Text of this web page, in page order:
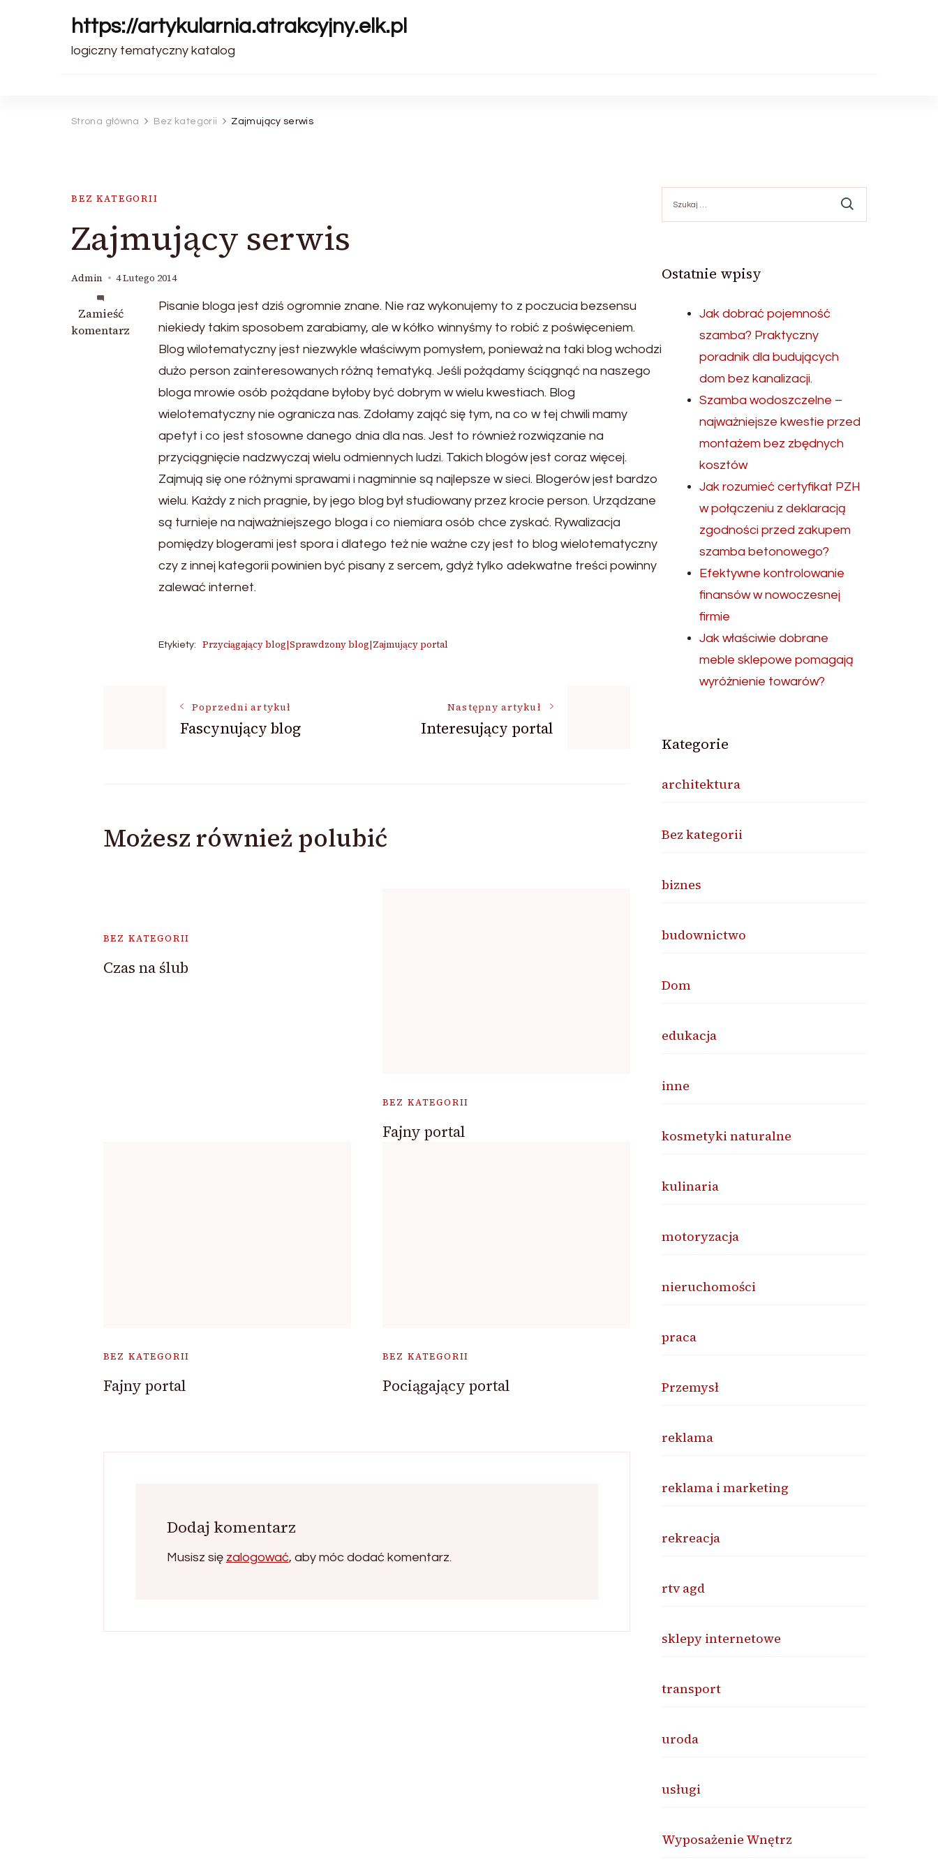
https://artykularnia.atrakcyjny.elk.pl
logiczny tematyczny katalog
Strona główna Bez kategorii Zajmujący serwis
BEZ KATEGORII
Zajmujący serwis
Admin 4 Lutego 2014
Zamieść
komentarz
we
wpisie
Pisanie bloga jest dziś ogromnie znane. Nie raz wykonujemy to z poczucia bezsensu
niekiedy takim sposobem zarabiamy, ale w kółko winnyśmy to robić z poświęceniem.
Blog wilotematyczny jest niezwykle właściwym pomysłem, ponieważ na taki blog wchodzi
dużo person zainteresowanych różną tematyką. Jeśli pożądamy ściągnąć na naszego
bloga mrowie osób pożądane byłoby być dobrym w wielu kwestiach. Blog
wielotematyczny nie ogranicza nas. Zdołamy zająć się tym, na co w tej chwili mamy
apetyt i co jest stosowne danego dnia dla nas. Jest to również rozwiązanie na
przyciągnięcie nadzwyczaj wielu odmiennych ludzi. Takich blogów jest coraz więcej.
Zajmują się one różnymi sprawami i nagminnie są najlepsze w sieci. Blogerów jest bardzo
wielu. Każdy z nich pragnie, by jego blog był studiowany przez krocie person. Urządzane
są turnieje na najważniejszego bloga i co niemiara osób chce zyskać. Rywalizacja
pomiędzy blogerami jest spora i dlatego też nie ważne czy jest to blog wielotematyczny
czy z innej kategorii powinien być pisany z sercem, gdyż tylko adekwatne treści powinny
zalewać internet.
Etykiety: Przyciągający blog|Sprawdzony blog|Zajmujący portal
NawigacjaPoprzedni artykuł
Fascynujący blog
Następny artykuł
Interesujący portal
Możesz również polubić
BEZ KATEGORII
Czas na ślub
BEZ KATEGORII
Fajny portal
BEZ KATEGORII
Fajny portal
BEZ KATEGORII
Pociągający portal
Dodaj komentarz
Musisz się zalogować, aby móc dodać komentarz.
Ostatnie wpisy
Jak dobrać pojemność
szamba? Praktyczny
poradnik dla budujących
dom bez kanalizacji.
Szamba wodoszczelne –
najważniejsze kwestie przed
montażem bez zbędnych
kosztów
Jak rozumieć certyfikat PZH
w połączeniu z deklaracją
zgodności przed zakupem
szamba betonowego?
Efektywne kontrolowanie
finansów w nowoczesnej
firmie
Jak właściwie dobrane
meble sklepowe pomagają
wyróżnienie towarów?
Kategorie
architektura
Bez kategorii
biznes
budownictwo
Dom
edukacja
inne
kosmetyki naturalne
kulinaria
motoryzacja
nieruchomości
praca
Przemysł
reklama
reklama i marketing
rekreacja
rtv agd
sklepy internetowe
transport
uroda
usługi
Wyposażenie Wnętrz